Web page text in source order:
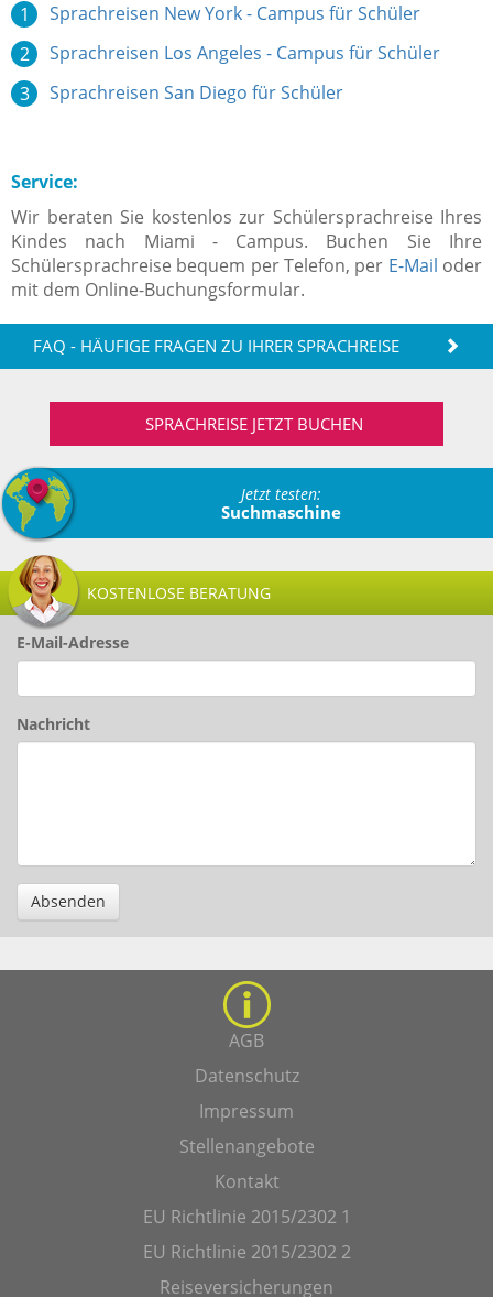
Sprachreisen New York - Campus für Schüler
Sprachreisen Los Angeles - Campus für Schüler
Sprachreisen San Diego für Schüler
Service:
Wir beraten Sie kostenlos zur Schülersprachreise Ihres
Kindes nach Miami - Campus. Buchen Sie Ihre
Schülersprachreise bequem per Telefon, per E-Mail oder
mit dem Online-Buchungsformular.
FAQ - HÄUFIGE FRAGEN ZU IHRER SPRACHREISE
SPRACHREISE JETZT BUCHEN
Jetzt testen:
Suchmaschine
KOSTENLOSE BERATUNG
E-Mail-Adresse
Nachricht
Absenden
AGB
Datenschutz
Impressum
Stellenangebote
Kontakt
EU Richtlinie 2015/2302 1
EU Richtlinie 2015/2302 2
Reiseversicherungen